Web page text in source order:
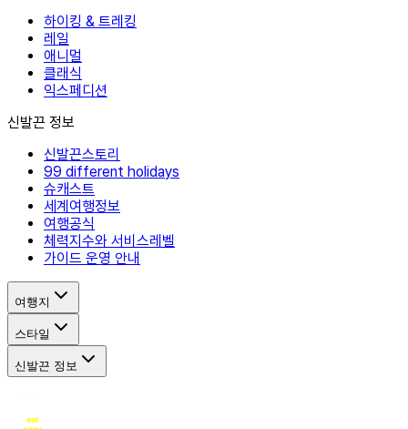
하이킹 & 트레킹
레일
애니멀
클래식
익스페디션
신발끈 정보
신발끈스토리
99 different holidays
슈캐스트
세계여행정보
여행공식
체력지수와 서비스레벨
가이드 운영 안내
여행지
스타일
신발끈 정보